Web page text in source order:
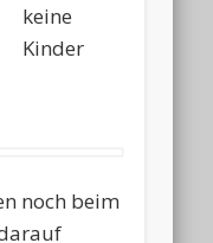
keine
Kinder
noch beim